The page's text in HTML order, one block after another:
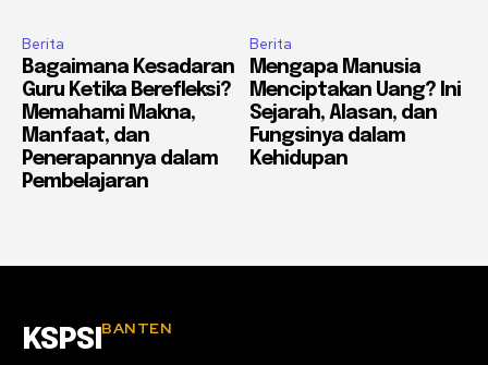
Berita
Bagaimana Kesadaran
Guru Ketika Berefleksi?
Memahami Makna,
Manfaat, dan
Penerapannya dalam
Pembelajaran
Berita
Mengapa Manusia
Menciptakan Uang? Ini
Sejarah, Alasan, dan
Fungsinya dalam
Kehidupan
KSPSI BANTEN